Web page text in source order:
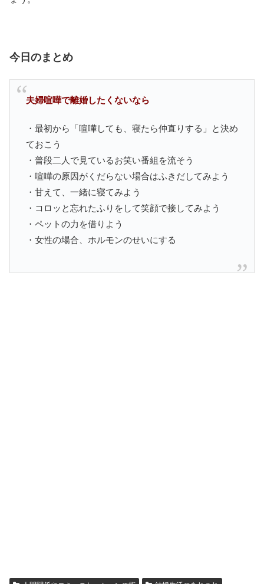
今日のまとめ
夫婦喧嘩で離婚したくないなら
・最初から「喧嘩しても、寝たら仲直りする」と決め
ておこう
・普段二人で見ているお笑い番組を流そう
・喧嘩の原因がくだらない場合はふきだしてみよう
・甘えて、一緒に寝てみよう
・コロッと忘れたふりをして笑顔で接してみよう
・ペットの力を借りよう
・女性の場合、ホルモンのせいにする